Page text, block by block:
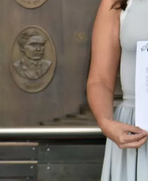
Con esta determinación, el
decisiva en su trayectoria
estrategia de cercanía
Roo busca garantizar la
izquierda de cara a los
institucional se procesará
establecidos,
representación
Fuente: 5to Poder Agencia